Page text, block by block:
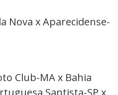
Nova x Aparecidense-
Club-MA x Bahia
Santista-SP x